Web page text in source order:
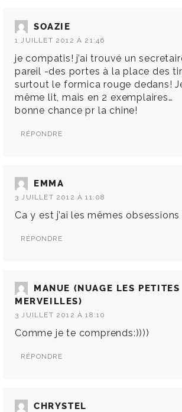
SOAZIE
1 JUILLET 2012 À 21:46
je compatis! j’ai trouvé un
pareil -des portes à la place des
surtout le formica rouge dedans!
même lit, mais en 2 exemplaires…
bonne chance pr la chine!
RÉPONDRE
EMMA
3 JUILLET 2012 À 11:08
Ca y est j’ai les mêmes obsessions
RÉPONDRE
MANUE (NUAGE LES PETITES
MERVEILLES)
3 JUILLET 2012 À 18:10
Comme je te comprends:))))
RÉPONDRE
CHRYSTEL